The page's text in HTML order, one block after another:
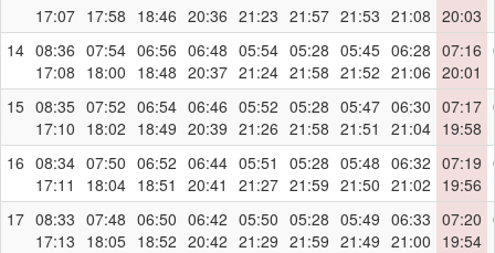
17:07 17:58 18:46 20:36 21:23 21:57 21:53 21:08 20:03
14 08:36
17:08
07:54
18:00
06:56
18:48
06:48
20:37
05:54
21:24
05:28
21:58
05:45
21:52
06:28
21:06
07:16
20:01
15 08:35
17:10
07:52
18:02
06:54
18:49
06:46
20:39
05:52
21:26
05:28
21:58
05:47
21:51
06:30
21:04
07:17
19:58
16 08:34
17:11
07:50
18:04
06:52
18:51
06:44
20:41
05:51
21:27
05:28
21:59
05:48
21:50
06:32
21:02
07:19
19:56
17 08:33
17:13
07:48
18:05
06:50
18:52
06:42
20:42
05:50
21:29
05:28
21:59
05:49
21:49
06:33
21:00
07:20
19:54